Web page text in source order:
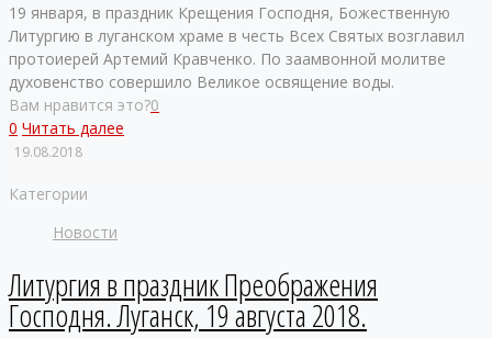
19 января, в праздник Крещения Господня, Божественную
Литургию в луганском храме в честь Всех Святых возглавил
протоиерей Артемий Кравченко. По заамвонной молитве
духовенство совершило Великое освящение воды.
Вам нравится это?0
0 Читать далее
19.08.2018
Категории
Новости
Литургия в праздник Преображения
Господня. Луганск, 19 августа 2018.